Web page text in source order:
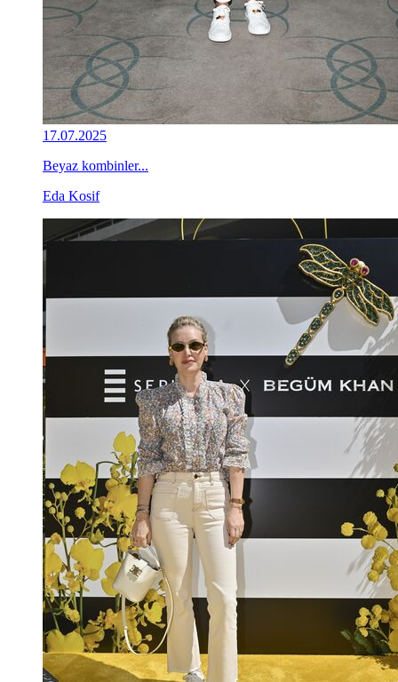
17.07.2025
Beyaz kombinler...
Eda Kosif